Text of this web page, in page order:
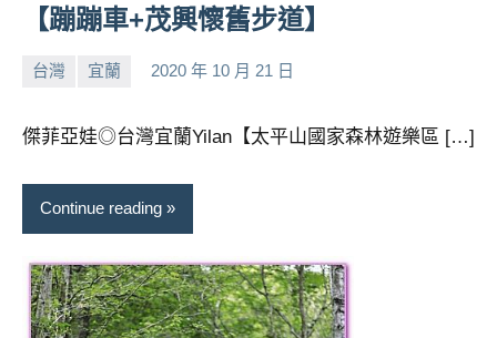
主
學
校
部
落
【蹦蹦車+茂興懷舊步道】
台灣 宜蘭 2020 年 10 月 21 日
小
No
傑菲亞娃◎台灣宜蘭Yilan【太平山國家森林遊樂區 […]
Continue reading